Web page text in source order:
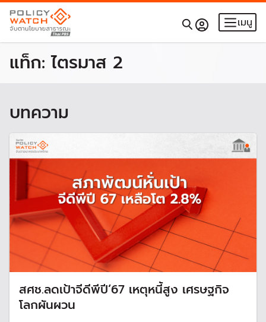
เมนู
แท็ก:ไตรมาส 2
บทความ
สศช.ลดเป้าจีดีพีปี’67 เหตุหนี้สูง เศรษฐกิจ
โลกผันผวน